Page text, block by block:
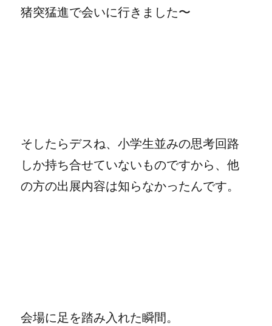
猪突猛進で会いに行きました〜
そしたらデスね、小学生並みの思考回路
しか持ち合せていないものですから、他
の方の出展内容は知らなかったんです。
会場に足を踏み入れた瞬間。